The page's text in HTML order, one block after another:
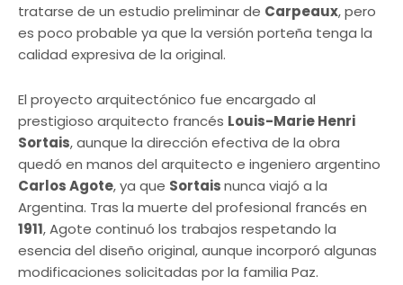
tratarse de un estudio preliminar de Carpeaux, pero
es poco probable ya que la versión porteña tenga la
calidad expresiva de la original.
El proyecto arquitectónico fue encargado al
prestigioso arquitecto francés Louis-Marie Henri
Sortais, aunque la dirección efectiva de la obra
quedó en manos del arquitecto e ingeniero argentino
Carlos Agote, ya que Sortaisnunca viajó a la
Argentina. Tras la muerte del profesional francés en
1911, Agote continuó los trabajos respetando la
esencia del diseño original, aunque incorporó algunas
modificaciones solicitadas por la familia Paz.